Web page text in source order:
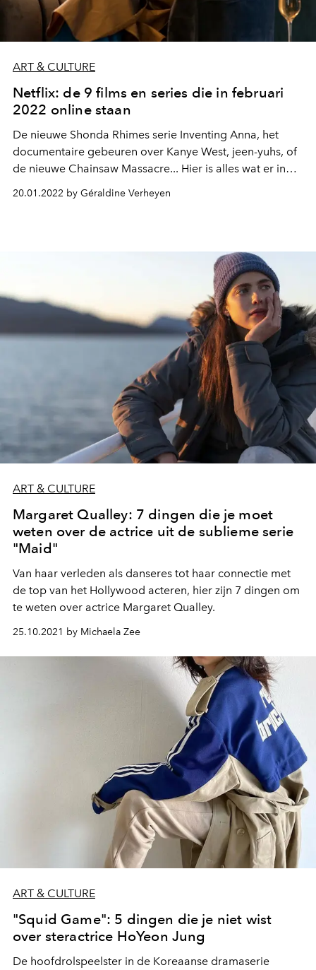
ART & CULTURE
Netflix: de 9 films en series die in februari
2022 online staan
De nieuwe Shonda Rhimes serie Inventing Anna, het
documentaire gebeuren over Kanye West, jeen-yuhs, of
de nieuwe Chainsaw Massacre... Hier is alles wat er in
20.01.2022 by Géraldine Verheyen
ART & CULTURE
Margaret Qualley: 7 dingen die je moet
weten over de actrice uit de sublieme serie
"Maid"
Van haar verleden als danseres tot haar connectie met
de top van het Hollywood acteren, hier zijn 7 dingen om
te weten over actrice Margaret Qualley.
25.10.2021 by Michaela Zee
ART & CULTURE
"Squid Game": 5 dingen die je niet wist
over steractrice HoYeon Jung
De hoofdrolspeelster in de Koreaanse dramaserie